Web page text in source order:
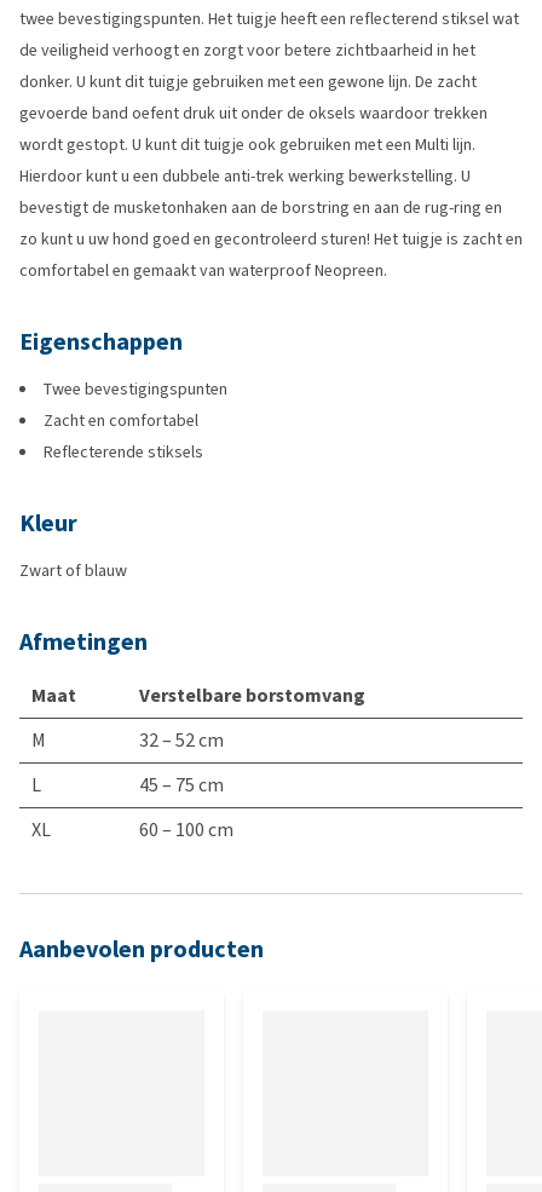
twee bevestigingspunten. Het tuigje heeft een reflecterend stiksel wat
de veiligheid verhoogt en zorgt voor betere zichtbaarheid in het
donker. U kunt dit tuigje gebruiken met een gewone lijn. De zacht
gevoerde band oefent druk uit onder de oksels waardoor trekken
wordt gestopt. U kunt dit tuigje ook gebruiken met een Multi lijn.
Hierdoor kunt u een dubbele anti-trek werking bewerkstelling. U
bevestigt de musketonhaken aan de borstring en aan de rug-ring en
zo kunt u uw hond goed en gecontroleerd sturen! Het tuigje is zacht en
comfortabel en gemaakt van waterproof Neopreen.
Eigenschappen
Twee bevestigingspunten
Zacht en comfortabel
Reflecterende stiksels
Kleur
Zwart of blauw
Afmetingen
Maat
Verstelbare borstomvang
M
32 – 52 cm
L
45 – 75 cm
XL
60 – 100 cm
Aanbevolen producten